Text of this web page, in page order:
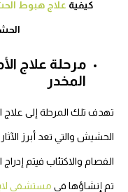
كيفية علاج هبوط
مرحلة علاج
المخدر
تهدف تلك المرحلة إلى علاج
الحشيش والتي تعد أبرز
الفصام والاكتئاب فيتم
تم إنشاؤها فى مستشفى